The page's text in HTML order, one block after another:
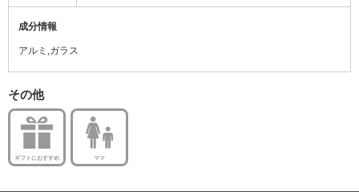
成分情報
アルミ,ガラス
その他
ギフトにおすすめ ママ